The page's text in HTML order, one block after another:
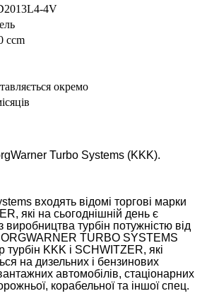
4V
ccm
окремо
Turbo Systems (KKK).
входять відомі торгові марки
які на сьогоднішній день є
виробництва турбін потужністю від
TURBO SYSTEMS
турбін KKK і SCHWITZER, які
на дизельних і бензинових
автомобілів, стаціонарних
корабельної та іншої спец.